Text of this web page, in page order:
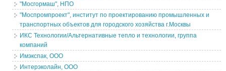
"Мосгормаш", НПО
"Моспромпроект", институт по проектированию промышленных и
транспортных объектов для городского хозяйства г.Москвы
ИКС Технологии/Альтернативные тепло и технологии, группа
компаний
Имэкспак, ООО
Интерэколайн, ООО